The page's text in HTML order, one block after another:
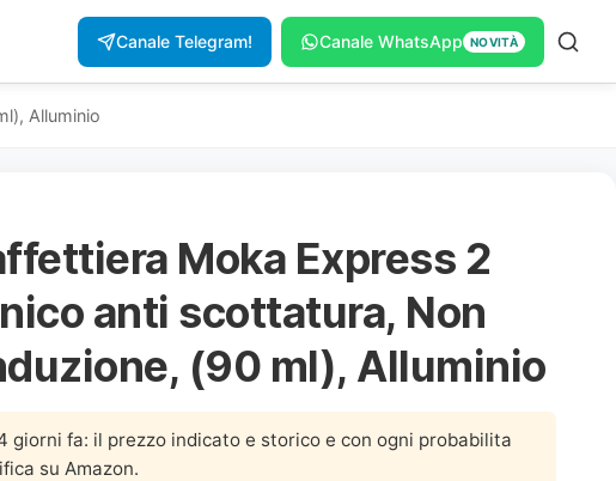
Canale Telegram! Canale WhatsApp NOVITÀ
Alluminio
Moka Express 2
anti scottatura, Non
(90 ml), Alluminio
fa: il prezzo indicato e storico e con ogni probabilita
su Amazon.